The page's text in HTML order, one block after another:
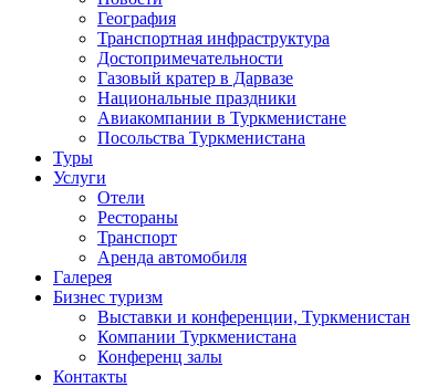
География
Транспортная инфраструктура
Достопримечательности
Газовый кратер в Дарвазе
Национальные праздники
Авиакомпании в Туркменистане
Посольства Туркменистана
Туры
Услуги
Отели
Рестораны
Транспорт
Аренда автомобиля
Галерея
Бизнес туризм
Выставки и конференции, Туркменистан
Компании Туркменистана
Конференц залы
Контакты